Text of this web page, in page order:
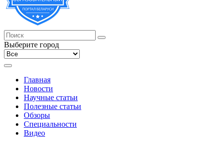
Выберите город
Главная
Новости
Научные статьи
Полезные статьи
Обзоры
Специальности
Видео